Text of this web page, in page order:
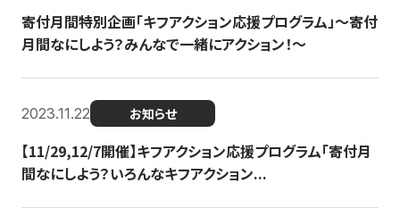
寄付月間特別企画「キフアクション応援プログラム」〜寄付
月間なにしよう？みんなで一緒にアクション！〜
2023.11.22 お知らせ
【11/29,12/7開催】キフアクション応援プログラム「寄付月
間なにしよう？いろんなキフアクション...